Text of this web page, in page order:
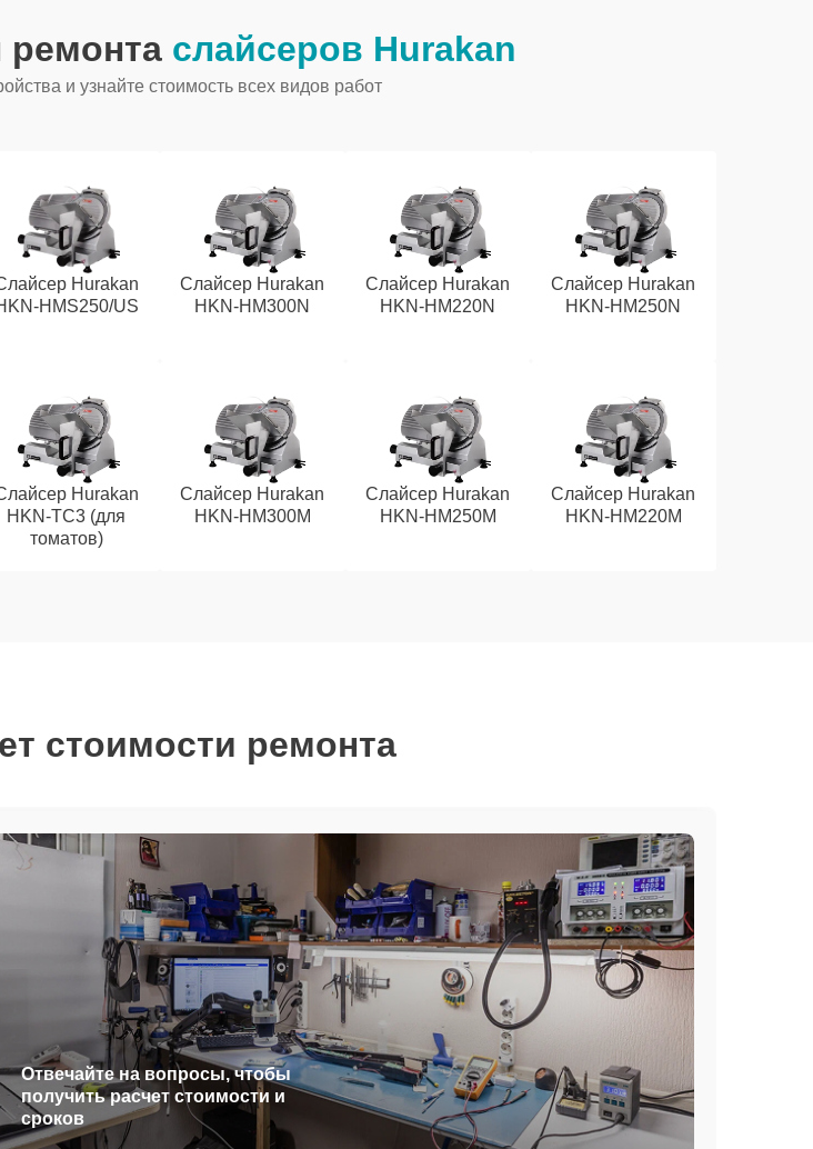
слайсеров Hurakan
и узнайте стоимость всех видов работ
Hurakan
HMS250/US
Слайсер Hurakan
HKN-HM300N
Слайсер Hurakan
HKN-HM220N
Слайсер Hurakan
HKN-HM250N
Hurakan
HKN-TC3 (для
томатов)
Слайсер Hurakan
HKN-HM300M
Слайсер Hurakan
HKN-HM250M
Слайсер Hurakan
HKN-HM220M
стоимости ремонта
Отвечайте на вопросы, чтобы
получить расчет стоимости и
сроков